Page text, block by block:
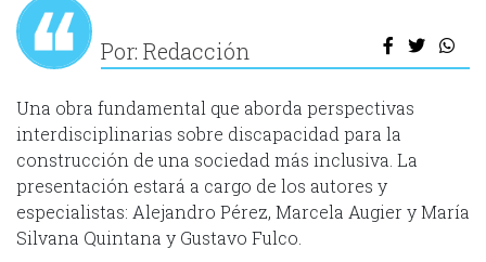
Por: Redacción
Una obra fundamental que aborda perspectivas
interdisciplinarias sobre discapacidad para la
construcción de una sociedad más inclusiva. La
presentación estará a cargo de los autores y
especialistas: Alejandro Pérez, Marcela Augier y María
Silvana Quintana y Gustavo Fulco.